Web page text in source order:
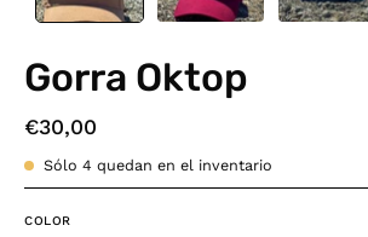
Gorra Oktop
€30,00
Sólo 4 quedan en el inventario
COLOR